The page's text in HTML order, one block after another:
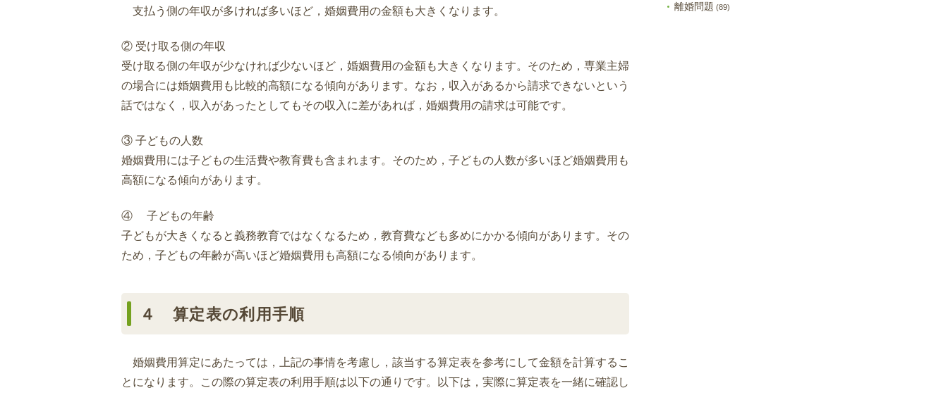
支払う側の年収が多ければ多いほど，婚姻費用の金額も大きくなります。
② 受け取る側の年収
受け取る側の年収が少なければ少ないほど，婚姻費用の金額も大きくなります。そのため，専業主婦
の場合には婚姻費用も比較的高額になる傾向があります。なお，収入があるから請求できないという
話ではなく，収入があったとしてもその収入に差があれば，婚姻費用の請求は可能です。
③ 子どもの人数
婚姻費用には子どもの生活費や教育費も含まれます。そのため，子どもの人数が多いほど婚姻費用も
高額になる傾向があります。
④ 子どもの年齢
子どもが大きくなると義務教育ではなくなるため，教育費なども多めにかかる傾向があります。その
ため，子どもの年齢が高いほど婚姻費用も高額になる傾向があります。
４ 算定表の利用手順
婚姻費用算定にあたっては，上記の事情を考慮し，該当する算定表を参考にして金額を計算するこ
とになります。この際の算定表の利用手順は以下の通りです。以下は，実際に算定表を一緒に確認し
離婚問題 (89)